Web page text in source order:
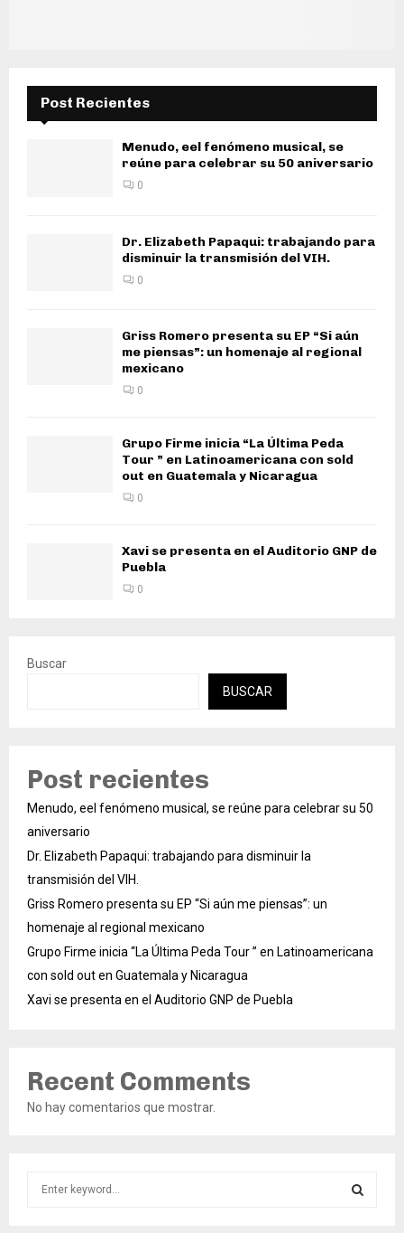
Post Recientes
Menudo, eel fenómeno musical, se
reúne para celebrar su 50 aniversario
0
Dr. Elizabeth Papaqui: trabajando para
disminuir la transmisión del VIH.
0
Griss Romero presenta su EP “Si aún
me piensas”: un homenaje al regional
mexicano
0
Grupo Firme inicia “La Última Peda
Tour ” en Latinoamericana con sold
out en Guatemala y Nicaragua
0
Xavi se presenta en el Auditorio GNP de
Puebla
0
Buscar
BUSCAR
Post recientes
Menudo, eel fenómeno musical, se reúne para celebrar su 50
aniversario
Dr. Elizabeth Papaqui: trabajando para disminuir la
transmisión del VIH.
Griss Romero presenta su EP “Si aún me piensas”: un
homenaje al regional mexicano
Grupo Firme inicia “La Última Peda Tour ” en Latinoamericana
con sold out en Guatemala y Nicaragua
Xavi se presenta en el Auditorio GNP de Puebla
Recent Comments
No hay comentarios que mostrar.